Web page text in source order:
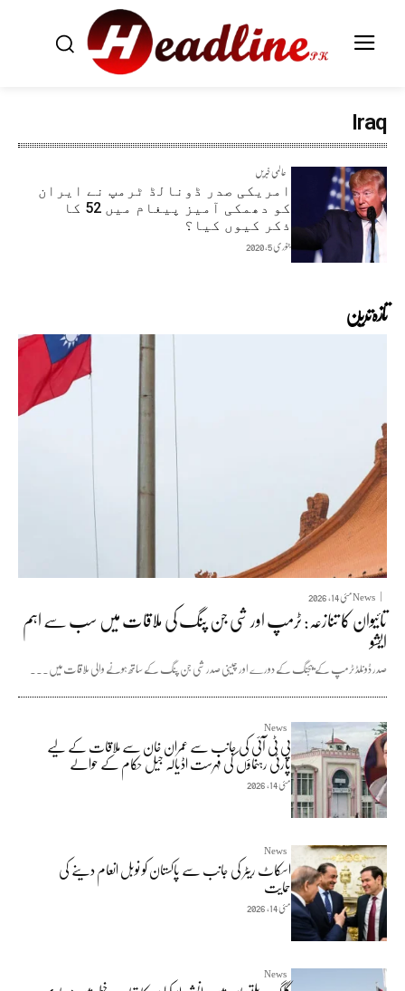
Iraq
عالمی خبریں
امریکی صدر ڈونالڈ ٹرمپ نے ایران
کو دھمکی آمیز پیغام میں 52 کا
ذکر کیوں کیا؟
جنوری 5, 2020
تازہ ترین
Newsمئی 14, 2026
تائیوان کا تنازعہ: ٹرمپ اور شی جن پنگ کی ملاقات میں سب سے اہم
ایشو
صدر ڈونلڈ ٹرمپ کے بیجنگ کے دورے اور چینی صدر شی جن پنگ کے ساتھ ہونے والی ملاقات میں...
News
پی ٹی آئی کی جانب سے عمران خان سے ملاقات کے لیے
پارٹی رہنماؤں کی فہرست اڈیالہ جیل حکام کے حوالے
مئی 14, 2026
News
اسکاٹ ریٹر کی جانب سے پاکستان کو نوبل انعام دینے کی
حمایت
مئی 14, 2026
News